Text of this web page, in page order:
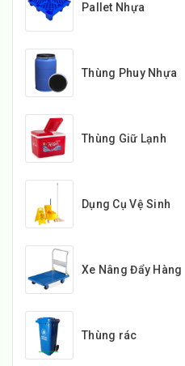
Pallet Nhựa
Thùng Phuy Nhựa
Thùng Giữ Lạnh
Dụng Cụ Vệ Sinh
Xe Nâng Đẩy Hàng
Thùng rác